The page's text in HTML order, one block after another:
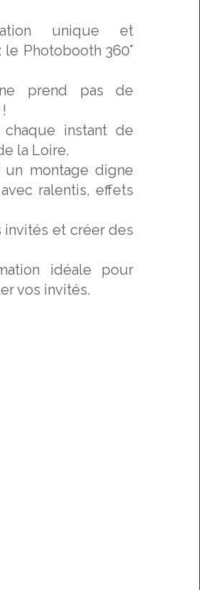
unique et
Photobooth 360°
prend pas de
instant de
la Loire.
montage digne
ralentis, effets
et créer des
idéale pour
vos invités.